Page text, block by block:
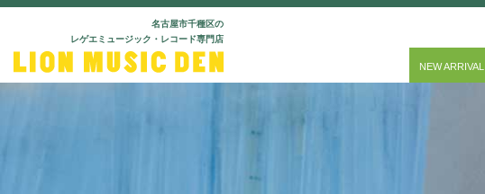
名古屋市千種区の
レゲエミュージック・レコード専門店
NEW ARRIVAL